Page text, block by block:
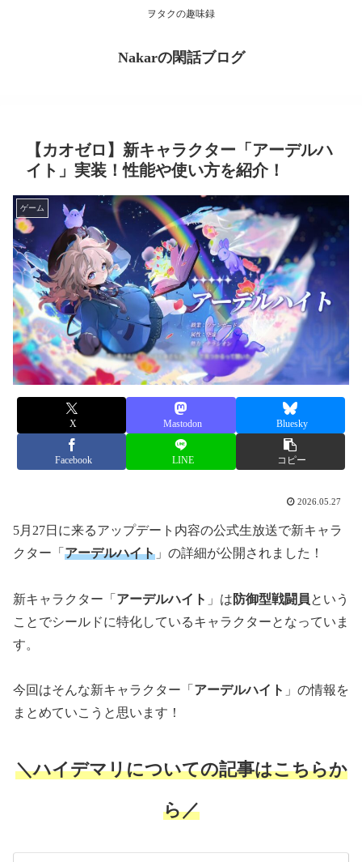
ヲタクの趣味録
Nakarの閑話ブログ
【カオゼロ】新キャラクター「アーデルハ
イト」実装！性能や使い方を紹介！
ゲーム
X Mastodon Bluesky
Facebook LINE コピー
2026.05.27
5月27日に来るアップデート内容の公式生放送で新キャラ
クター「 アーデルハイト 」の詳細が公開されました！
新キャラクター「 アーデルハイト 」は 防御型戦闘員という
ことでシールドに特化しているキャラクターとなっていま
す。
今回はそんな新キャラクター「 アーデルハイト 」の情報を
まとめていこうと思います！
＼ハイデマリについての記事はこちらか
ら／